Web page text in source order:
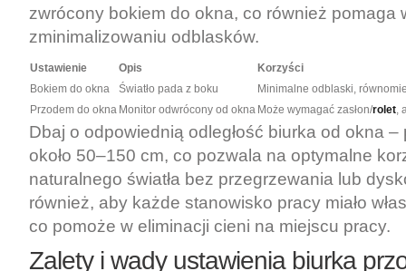
zwrócony bokiem do okna, co również pomaga
zminimalizowaniu odblasków.
Ustawienie Opis
Korzyści
Bokiem do okna
Światło pada z boku
Minimalne odblaski,
Przodem do okna Monitor odwrócony od okna Może wymagać zasłon/rolet,
Dbaj o odpowiednią odległość biurka od okna
około 50–150 cm, co pozwala na optymalne
naturalnego światła bez przegrzewania lub
również, aby każde stanowisko pracy miało
co pomoże w eliminacji cieni na miejscu pracy.
Zalety i wady ustawienia biurka